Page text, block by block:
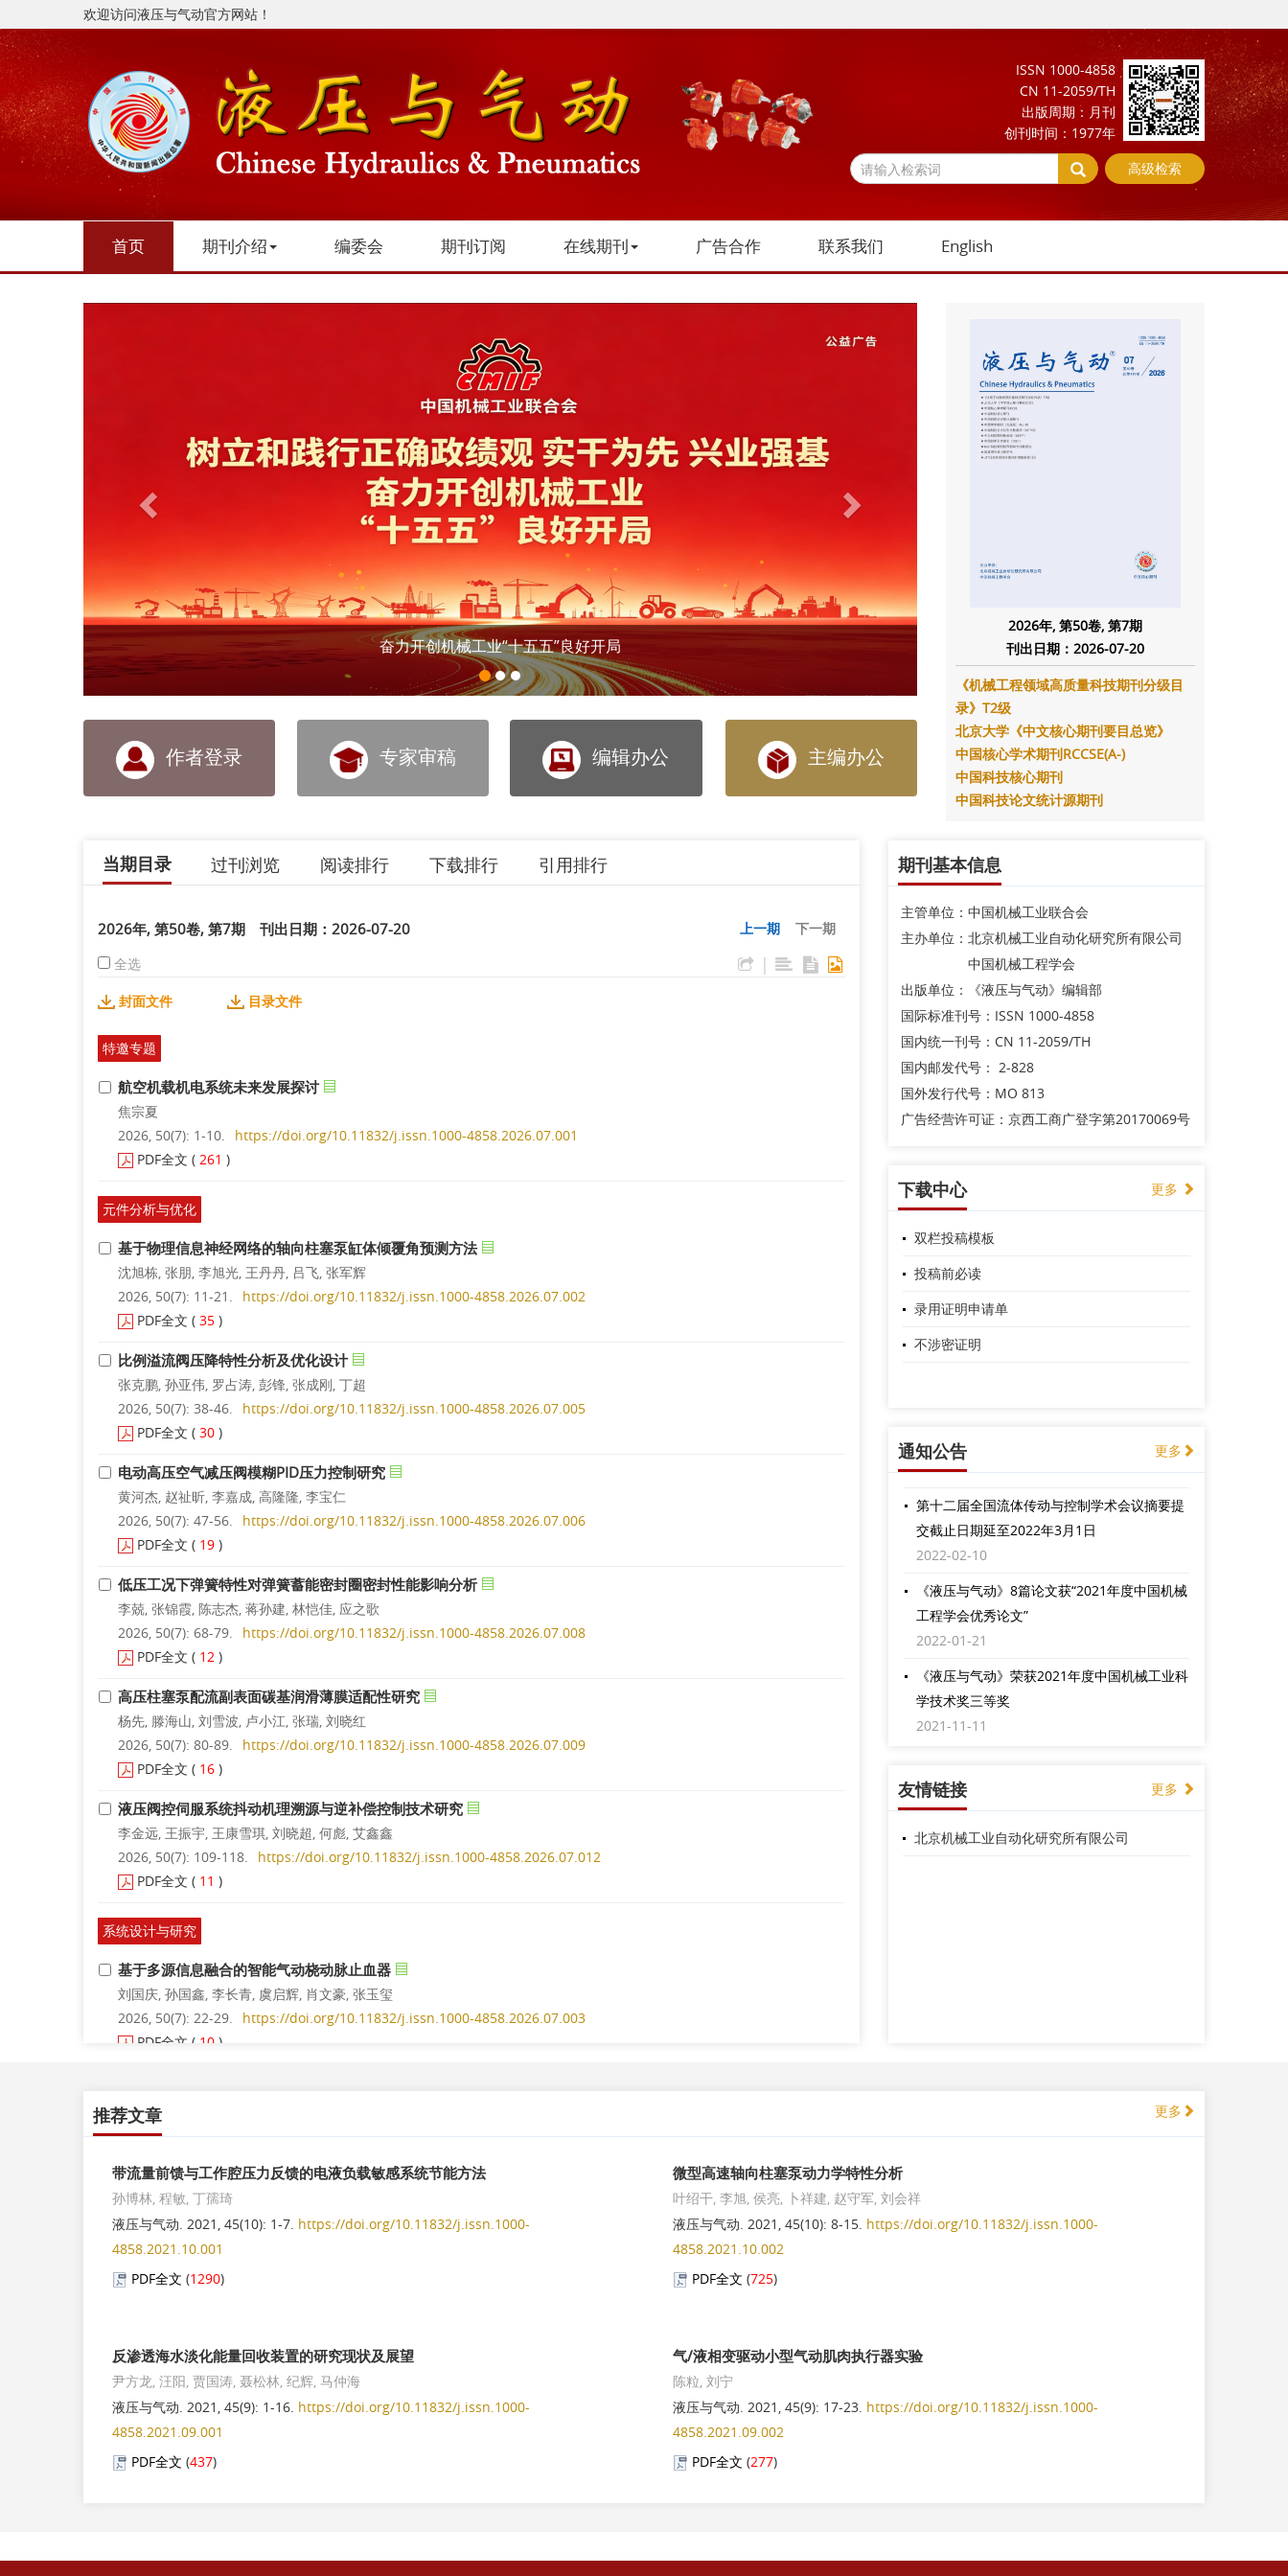
欢迎访问液压与气动官方网站！
ISSN 1000-4858
CN 11-2059/TH
出版周期：月刊
创刊时间：1977年
高级检索
首页 期刊介绍 编委会 期刊订阅 在线期刊 广告合作 联系我们 English
奋力开创机械工业“十五五”良好开局
作者登录 专家审稿 编辑办公 主编办公
2026年, 第50卷, 第7期
刊出日期：2026-07-20
《机械工程领域高质量科技期刊分级目
录》T2级
北京大学《中文核心期刊要目总览》
中国核心学术期刊RCCSE(A-)
中国科技核心期刊
中国科技论文统计源期刊
当期目录 过刊浏览 阅读排行 下载排行 引用排行
2026年, 第50卷, 第7期 刊出日期：2026-07-20 上一期
下一期
全选
|
封面文件 目录文件
特邀专题
航空机载机电系统未来发展探讨
焦宗夏
2026, 50(7): 1-10.
https://doi.org/10.11832/j.issn.1000-4858.2026.07.001
PDF全文 ( 261 )
元件分析与优化
基于物理信息神经网络的轴向柱塞泵缸体倾覆角预测方法
沈旭栋, 张朋, 李旭光, 王丹丹, 吕飞, 张军辉
2026, 50(7): 11-21.
https://doi.org/10.11832/j.issn.1000-4858.2026.07.002
PDF全文 ( 35 )
比例溢流阀压降特性分析及优化设计
张克鹏, 孙亚伟, 罗占涛, 彭锋, 张成刚, 丁超
2026, 50(7): 38-46.
https://doi.org/10.11832/j.issn.1000-4858.2026.07.005
PDF全文 ( 30 )
电动高压空气减压阀模糊PID压力控制研究
黄河杰, 赵祉昕, 李嘉成, 高隆隆, 李宝仁
2026, 50(7): 47-56.
https://doi.org/10.11832/j.issn.1000-4858.2026.07.006
PDF全文 ( 19 )
低压工况下弹簧特性对弹簧蓄能密封圈密封性能影响分析
李兢, 张锦霞, 陈志杰, 蒋孙建, 林恺佳, 应之歌
2026, 50(7): 68-79.
https://doi.org/10.11832/j.issn.1000-4858.2026.07.008
PDF全文 ( 12 )
高压柱塞泵配流副表面碳基润滑薄膜适配性研究
杨先, 滕海山, 刘雪波, 卢小江, 张瑞, 刘晓红
2026, 50(7): 80-89.
https://doi.org/10.11832/j.issn.1000-4858.2026.07.009
PDF全文 ( 16 )
液压阀控伺服系统抖动机理溯源与逆补偿控制技术研究
李金远, 王振宇, 王康雪琪, 刘晓超, 何彪, 艾鑫鑫
2026, 50(7): 109-118.
https://doi.org/10.11832/j.issn.1000-4858.2026.07.012
PDF全文 ( 11 )
系统设计与研究
基于多源信息融合的智能气动桡动脉止血器
刘国庆, 孙国鑫, 李长青, 虞启辉, 肖文豪, 张玉玺
2026, 50(7): 22-29.
https://doi.org/10.11832/j.issn.1000-4858.2026.07.003
PDF全文 ( 10 )
柴博森, 任毅, 赵天一, 名校雨, 潘军, 刘春宝
2026, 50(7): 30-37.
双控式液压凿岩机一级缓冲腔超压现象分析
王建森, 杨广胜, 刘少君, 冯怀, 文永强
2026, 50(7): 57-67.
2026, 50(7): 90-100. https://doi.org/10.11832/j.issn.1000-4858.2026.07.010
PDF全文 ( 6)
基于梁理论的民机管路振动幅值研究
牛文亮, 许一帆, 李明杰, 欧阳小平
2026, 50(7): 101-108.
期刊基本信息
主管单位：中国机械工业联合会
主办单位：北京机械工业自动化研究所有限公司
中国机械工程学会
出版单位：《液压与气动》编辑部
国际标准刊号：ISSN 1000-4858
国内统一刊号：CN 11-2059/TH
国内邮发代号： 2-828
国外发行代号：MO 813
广告经营许可证：京西工商广登字第20170069号
下载中心 更多
双栏投稿模板
投稿前必读
录用证明申请单
不涉密证明
通知公告 更多
2022-03-23
交截止日期延至2022年3月1日
2022-02-10
工程学会优秀论文”
2022-01-21
学技术奖三等奖
2021-11-11
2021-10-29
关于本刊近期发现的学术不端行为的严正通告
《液压与气动》8篇论文获“2021年度中国机械
《液压与气动》荣获2021年度中国机械工业科
学技术奖三等奖
2021-09-10
友情链接 更多
北京机械工业自动化研究所有限公司
推荐文章 更多
带流量前馈与工作腔压力反馈的电液负载敏感系统节能方法
孙博林, 程敏, 丁孺琦
液压与气动. 2021, 45(10): 1-7. https://doi.org/10.11832/j.issn.1000-
4858.2021.10.001
PDF全文 (1290)
微型高速轴向柱塞泵动力学特性分析
叶绍干, 李旭, 侯亮, 卜祥建, 赵守军, 刘会祥
液压与气动. 2021, 45(10): 8-15. https://doi.org/10.11832/j.issn.1000-
4858.2021.10.002
PDF全文 (725)
反渗透海水淡化能量回收装置的研究现状及展望
尹方龙, 汪阳, 贾国涛, 聂松林, 纪辉, 马仲海
液压与气动. 2021, 45(9): 1-16. https://doi.org/10.11832/j.issn.1000-
4858.2021.09.001
PDF全文 (437)
气/液相变驱动小型气动肌肉执行器实验
陈粒, 刘宁
液压与气动. 2021, 45(9): 17-23. https://doi.org/10.11832/j.issn.1000-
4858.2021.09.002
PDF全文 (277)